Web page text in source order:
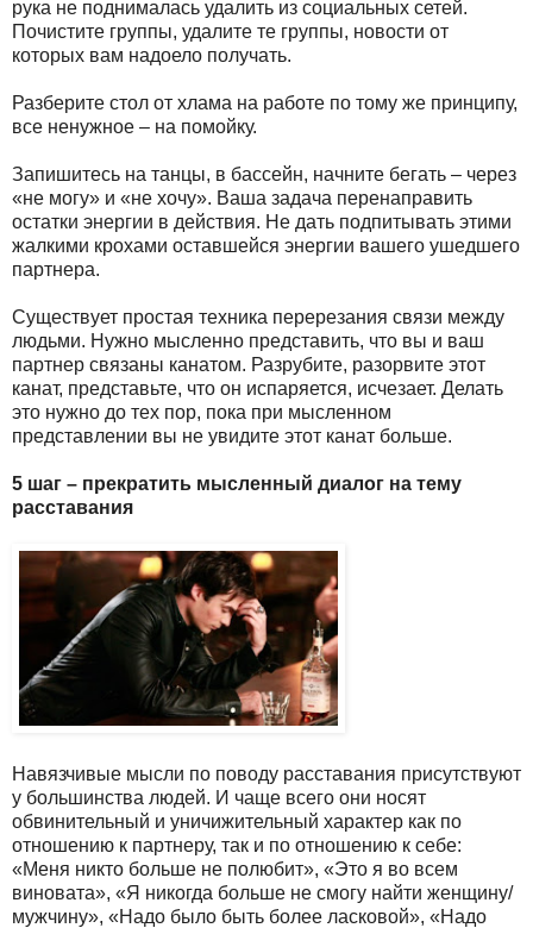
рука не поднималась удалить из социальных сетей.
Почистите группы, удалите те группы, новости от
которых вам надоело получать.
Разберите стол от хлама на работе по тому же принципу,
все ненужное – на помойку.
Запишитесь на танцы, в бассейн, начните бегать – через
«не могу» и «не хочу». Ваша задача перенаправить
остатки энергии в действия. Не дать подпитывать этими
жалкими крохами оставшейся энергии вашего ушедшего
партнера.
Существует простая техника перерезания связи между
людьми. Нужно мысленно представить, что вы и ваш
партнер связаны канатом. Разрубите, разорвите этот
канат, представьте, что он испаряется, исчезает. Делать
это нужно до тех пор, пока при мысленном
представлении вы не увидите этот канат больше.
5 шаг – прекратить мысленный диалог на тему
расставания
Навязчивые мысли по поводу расставания присутствуют
у большинства людей. И чаще всего они носят
обвинительный и уничижительный характер как по
отношению к партнеру, так и по отношению к себе:
«Меня никто больше не полюбит», «Это я во всем
виновата», «Я никогда больше не смогу найти женщину/
мужчину», «Надо было быть более ласковой», «Надо